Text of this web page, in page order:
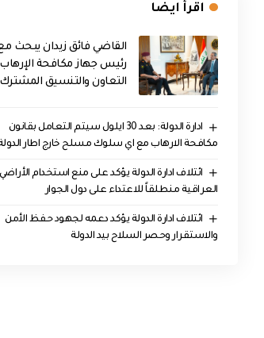
اقرأ ايضا
القاضي فائق زيدان يبحث
رئيس جهاز مكافحة الإرهاب
التعاون والتنسيق المشترك
ادارة الدولة: بعد 30 ايلول سيتم التعامل بقانون
مكافحة الارهاب مع اي سلوك مسلح خارج اطار
ائتلاف ادارة الدولة يؤكد على منع استخدام الأراضي
العراقية منطلقاً للاعتداء على دول الجوار
ائتلاف ادارة الدولة يؤكد دعمه لجهود حفظ الأمن
والاستقرار وحصر السلاح بيد الدولة